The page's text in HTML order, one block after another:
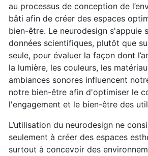
au processus de conception de
bâti afin de créer des espaces
bien-être. Le neurodesign s'appuie
données scientifiques, plutôt que
seule, pour évaluer la façon dont
la lumière, les couleurs, les
ambiances sonores influencent
notre bien-être afin d'optimiser le
l'engagement et le bien-être des
L’utilisation du neurodesign ne
seulement à créer des espaces
surtout à concevoir des